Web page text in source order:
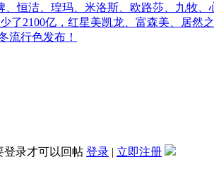
、恒洁、瑝玛、米洛斯、欧路莎、九牧
了2100亿，红星美凯龙、富森美、居然
流行色发布！
登录才可以回帖 登录 | 立即注册